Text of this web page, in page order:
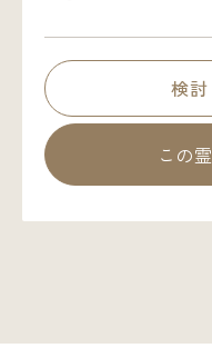
検
この